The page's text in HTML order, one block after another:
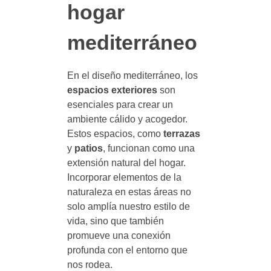
hogar
mediterráneo
En el diseño mediterráneo, los
espacios exterioresson
esenciales para crear un
ambiente cálido y acogedor.
Estos espacios, como terrazas
y patios, funcionan como una
extensión natural del hogar.
Incorporar elementos de la
naturaleza en estas áreas no
solo amplía nuestro estilo de
vida, sino que también
promueve una conexión
profunda con el entorno que
nos rodea.